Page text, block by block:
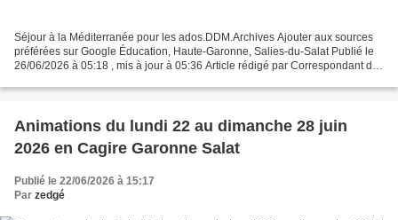
Séjour à la Méditerranée pour les ados.DDM.Archives Ajouter aux sources
préférées sur Google Éducation, Haute-Garonne, Salies-du-Salat Publié le
26/06/2026 à 05:18 , mis à jour à 05:36 Article rédigé par Correspondant de
Animations du lundi 22 au dimanche 28 juin
2026 en Cagire Garonne Salat
Publié le 22/06/2026 à 15:17
Par zedgé